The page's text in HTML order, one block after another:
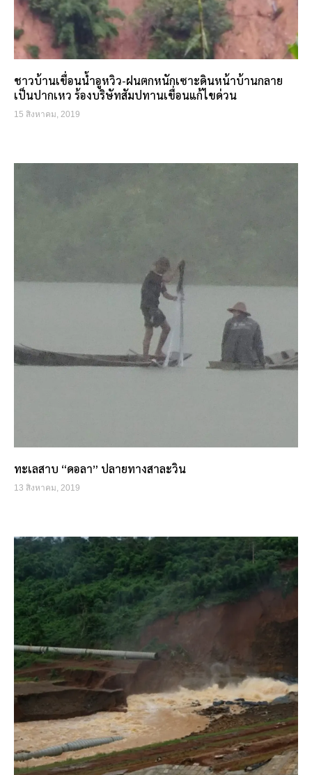
ชาวบ้านเขื่อนน้ำอูหวิว-ฝนตกหนักเซาะดินหน้าบ้านกลาย
เป็นปากเหว ร้องบริษัทสัมปทานเขื่อนแก้ไขด่วน
15 สิงหาคม, 2019
ทะเลสาบ “ดอลา” ปลายทางสาละวิน
13 สิงหาคม, 2019